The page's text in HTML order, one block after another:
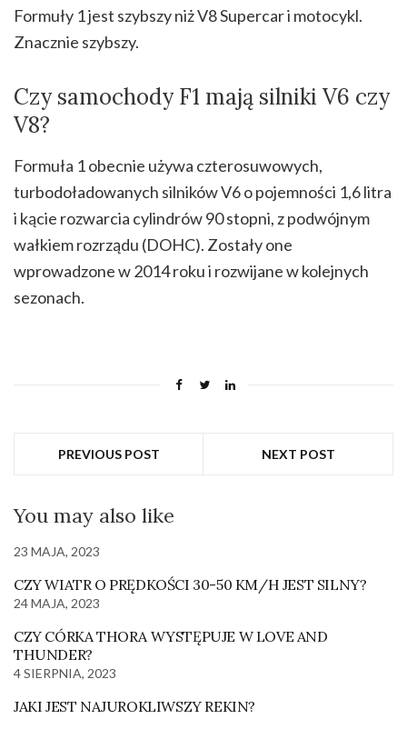
Formuły 1 jest szybszy niż V8 Supercar i motocykl.
Znacznie szybszy.
Czy samochody F1 mają silniki V6 czy
V8?
Formuła 1 obecnie używa czterosuwowych,
turbodoładowanych silników V6 o pojemności 1,6 litra
i kącie rozwarcia cylindrów 90 stopni, z podwójnym
wałkiem rozrządu (DOHC). Zostały one
wprowadzone w 2014 roku i rozwijane w kolejnych
sezonach.
PREVIOUS POST NEXT POST
You may also like
23 MAJA, 2023
CZY WIATR O PRĘDKOŚCI 30-50 KM/H JEST SILNY?
24 MAJA, 2023
CZY CÓRKA THORA WYSTĘPUJE W LOVE AND
THUNDER?
4 SIERPNIA, 2023
JAKI JEST NAJUROKLIWSZY REKIN?